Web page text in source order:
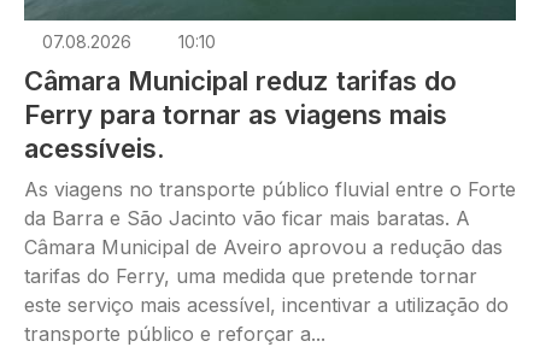
07.08.2026 10:10
Câmara Municipal reduz tarifas do
Ferry para tornar as viagens mais
acessíveis.
As viagens no transporte público fluvial entre o Forte
da Barra e São Jacinto vão ficar mais baratas. A
Câmara Municipal de Aveiro aprovou a redução das
tarifas do Ferry, uma medida que pretende tornar
este serviço mais acessível, incentivar a utilização do
transporte público e reforçar a...